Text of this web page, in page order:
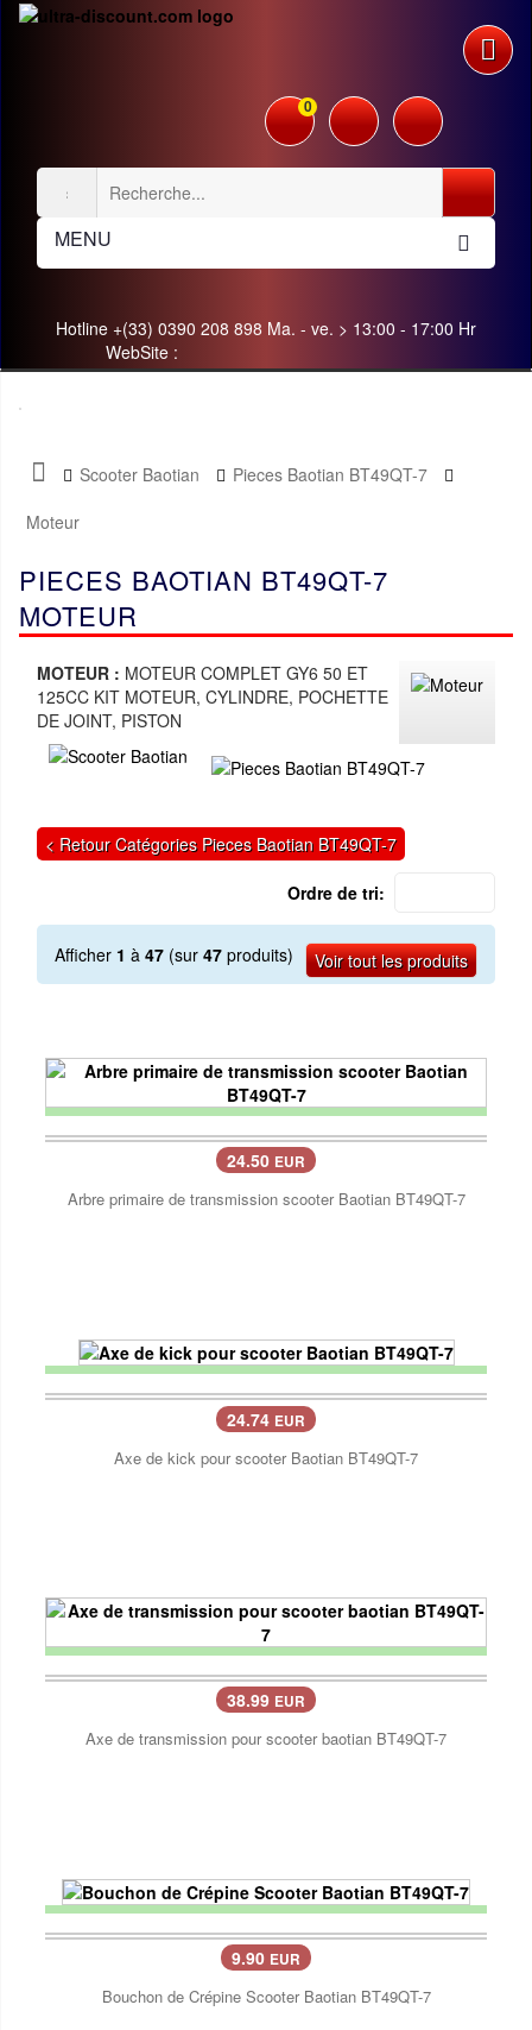
0
MENU
Hotline +(33) 0390 208 898 Ma. - ve. > 13:00 - 17:00 Hr
WebSite :
Scooter Baotian
Pieces Baotian BT49QT-7
Moteur
PIECES BAOTIAN BT49QT-7
MOTEUR
MOTEUR : MOTEUR COMPLET GY6 50 ET
125CC KIT MOTEUR, CYLINDRE, POCHETTE
DE JOINT, PISTON
< Retour Catégories Pieces Baotian BT49QT-7
Ordre de tri:
Afficher 1 à 47 (sur 47 produits) Voir tout les produits
24.50 EUR
Arbre primaire de transmission scooter Baotian BT49QT-7
24.74 EUR
Axe de kick pour scooter Baotian BT49QT-7
38.99 EUR
Axe de transmission pour scooter baotian BT49QT-7
9.90 EUR
Bouchon de Crépine Scooter Baotian BT49QT-7